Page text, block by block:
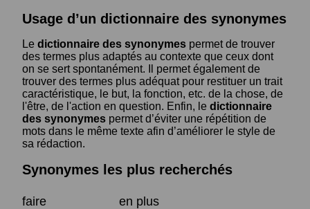
Usage d’un dictionnaire des synonymes
Le dictionnaire des synonymes permet de trouver
des termes plus adaptés au contexte que ceux dont
on se sert spontanément. Il permet également de
trouver des termes plus adéquat pour restituer un trait
caractéristique, le but, la fonction, etc. de la chose, de
l'être, de l'action en question. Enfin, le dictionnaire
des synonymes permet d’éviter une répétition de
mots dans le même texte afin d’améliorer le style de
sa rédaction.
Synonymes les plus recherchés
faire
en plus